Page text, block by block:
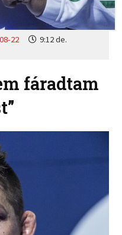
22
9:12 de.
fáradtam